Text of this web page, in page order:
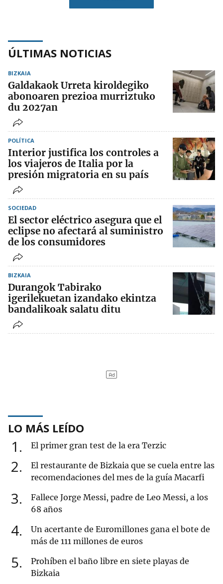
ÚLTIMAS NOTICIAS
BIZKAIA
Galdakaok Urreta kiroldegiko
abonoaren prezioa murriztuko
du 2027an
POLÍTICA
Interior justifica los controles a
los viajeros de Italia por la
presión migratoria en su país
SOCIEDAD
El sector eléctrico asegura que el
eclipse no afectará al suministro
de los consumidores
BIZKAIA
Durangok Tabirako
igerilekuetan izandako ekintza
bandalikoak salatu ditu
LO MÁS LEÍDO
1 El primer gran test de la era Terzic
2
El restaurante de Bizkaia que se cuela entre las
recomendaciones del mes de la guía Macarfi
3
Fallece Jorge Messi, padre de Leo Messi, a los
68 años
4
Un acertante de Euromillones gana el bote de
más de 111 millones de euros
5
Prohíben el baño libre en siete playas de
Bizkaia